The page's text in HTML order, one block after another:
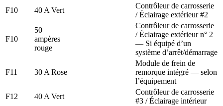
F10 40 A Vert
Contrôleur de carrosserie
/ Éclairage extérieur #2
F10
50
ampères
rouge
Contrôleur de carrosserie
/ Éclairage extérieur n° 2
— Si équipé d’un
système d’arrêt/démarrage
F11 30 A Rose
Module de frein de
remorque intégré — selon
l’équipement
F12
40 A Vert
Contrôleur de carrosserie
#3 / Éclairage intérieur